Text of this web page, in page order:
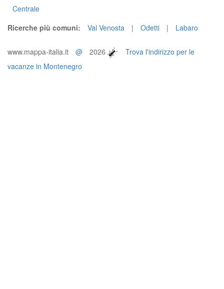
Centrale
Ricerche più comuni:
Val Venosta | Odetti | Labaro
www.mappa-italia.it @ 2026
Trova l'indirizzo per le
vacanze in Montenegro